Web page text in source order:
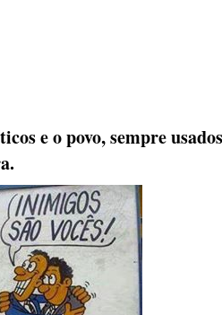
e o povo, sempre